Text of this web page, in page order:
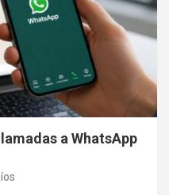
a WhatsApp